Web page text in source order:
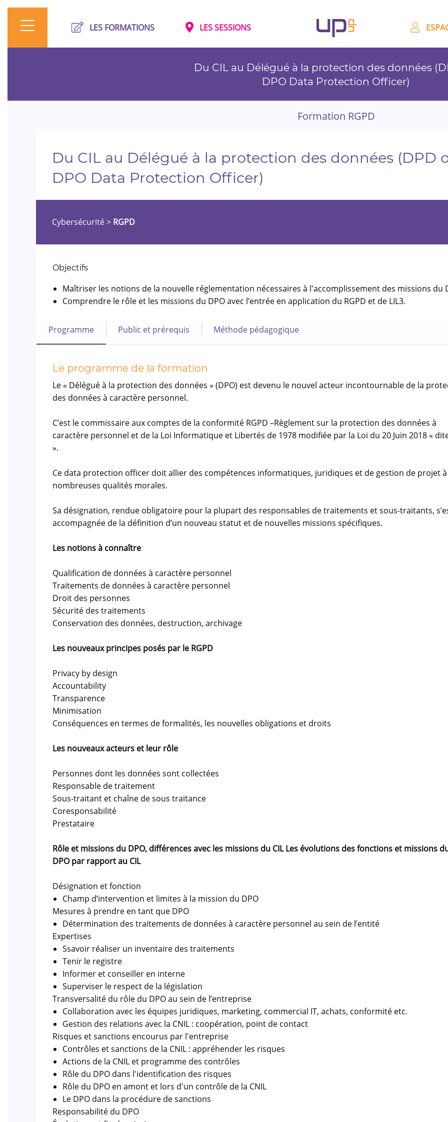
LES FORMATIONS LES SESSIONS
Du CIL au Délégué à la protection des données
DPO Data Protection Officer)
Formation RGPD
Du CIL au Délégué à la protection des données (DPD
DPO Data Protection Officer)
Cybersécurité> RGPD
Objectifs
Maîtriser les notions de la nouvelle réglementation nécessaires à l'accomplissement des missions du
Comprendre le rôle et les missions du DPO avec l’entrée en application du RGPD et de LIL3.
Programme Public et prérequis Méthode pédagogique
Le programme de la formation
Le « Délégué à la protection des données » (DPO) est devenu le nouvel acteur incontournable de la
des données à caractère personnel.
C’est le commissaire aux comptes de la conformité RGPD –Règlement sur la protection des données à
caractère personnel et de la Loi Informatique et Libertés de 1978 modifiée par la Loi du 20 Juin 2018 «
».
Ce data protection officer doit allier des compétences informatiques, juridiques et de gestion de projet
nombreuses qualités morales.
Sa désignation, rendue obligatoire pour la plupart des responsables de traitements et sous-traitants,
accompagnée de la définition d’un nouveau statut et de nouvelles missions spécifiques.
Les notions à connaître
Qualification de données à caractère personnel
Traitements de données à caractère personnel
Droit des personnes
Sécurité des traitements
Conservation des données, destruction, archivage
Les nouveaux principes posés par le RGPD
Privacy by design
Accountability
Transparence
Minimisation
Conséquences en termes de formalités, les nouvelles obligations et droits
Les nouveaux acteurs et leur rôle
Personnes dont les données sont collectées
Responsable de traitement
Sous-traitant et chaîne de sous traitance
Coresponsabilité
Prestataire
Rôle et missions du DPO, différences avec les missions du CIL Les évolutions des fonctions et missions
DPO par rapport au CIL
Désignation et fonction
Champ d’intervention et limites à la mission du DPO
Mesures à prendre en tant que DPO
Détermination des traitements de données à caractère personnel au sein de l’entité
Expertises
Ssavoir réaliser un inventaire des traitements
Tenir le registre
Informer et conseiller en interne
Superviser le respect de la législation
Transversalité du rôle du DPO au sein de l’entreprise
Collaboration avec les équipes juridiques, marketing, commercial IT, achats, conformité etc.
Gestion des relations avec la CNIL : coopération, point de contact
Risques et sanctions encourus par l'entreprise
Contrôles et sanctions de la CNIL : appréhender les risques
Actions de la CNIL et programme des contrôles
Rôle du DPO dans l'identification des risques
Rôle du DPO en amont et lors d'un contrôle de la CNIL
Le DPO dans la procédure de sanctions
Responsabilité du DPO